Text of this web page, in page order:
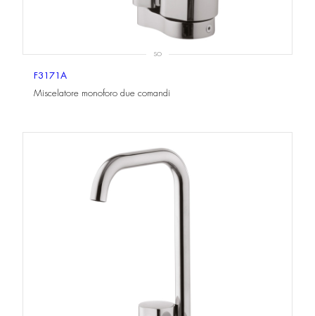
SO
F3171A
Miscelatore monoforo due comandi